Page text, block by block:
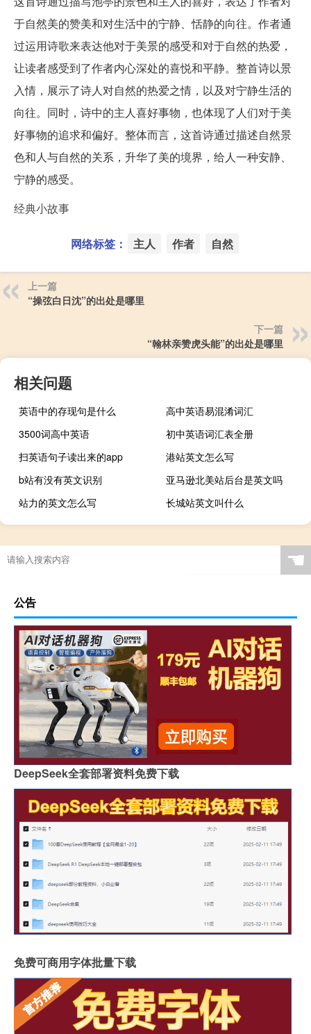
于自然美的赞美和对生活中的宁静、恬静的向往。作者通
过运用诗歌来表达他对于美景的感受和对于自然的热爱，
让读者感受到了作者内心深处的喜悦和平静。整首诗以景
入情，展示了诗人对自然的热爱之情，以及对宁静生活的
向往。同时，诗中的主人喜好事物，也体现了人们对于美
好事物的追求和偏好。整体而言，这首诗通过描述自然景
色和人与自然的关系，升华了美的境界，给人一种安静、
宁静的感受。
经典小故事
网络标签： 主人 作者 自然
上一篇
“操弦白日沈”的出处是哪里
下一篇
“翰林亲赞虎头能”的出处是哪里
相关问题
英语中的存现句是什么
高中英语易混淆词汇
3500词高中英语
初中英语词汇表全册
扫英语句子读出来的app
港站英文怎么写
b站有没有英文识别
亚马逊北美站后台是英文吗
站力的英文怎么写
长城站英文叫什么
☚
公告
DeepSeek全套部署资料免费下载
免费可商用字体批量下载